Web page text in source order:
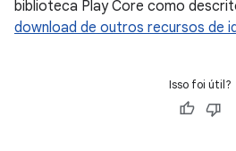
biblioteca Play Core como
download de outros recursos de
Isso foi útil?